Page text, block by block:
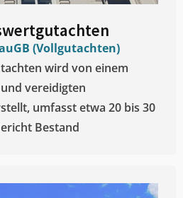
(Vollgutachten)
wird von einem
vereidigten
umfasst etwa 20 bis 30
Bestand